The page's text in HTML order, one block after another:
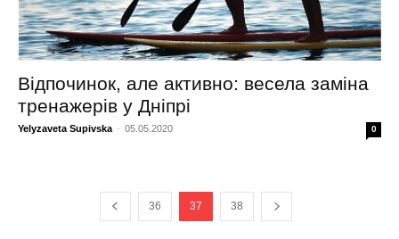
Відпочинок, але активно: весела заміна
тренажерів у Дніпрі
Yelyzaveta Supivska - 05.05.2020 0
36 37 38